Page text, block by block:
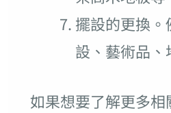
擺設的更換
設、藝術品、
如果想要了解更多